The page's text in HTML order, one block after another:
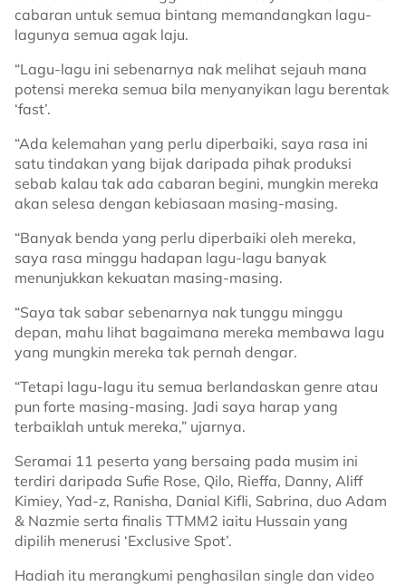
cabaran untuk semua bintang memandangkan lagu-
lagunya semua agak laju.
“Lagu-lagu ini sebenarnya nak melihat sejauh mana
potensi mereka semua bila menyanyikan lagu berentak
‘fast’.
“Ada kelemahan yang perlu diperbaiki, saya rasa ini
satu tindakan yang bijak daripada pihak produksi
sebab kalau tak ada cabaran begini, mungkin mereka
akan selesa dengan kebiasaan masing-masing.
“Banyak benda yang perlu diperbaiki oleh mereka,
saya rasa minggu hadapan lagu-lagu banyak
menunjukkan kekuatan masing-masing.
“Saya tak sabar sebenarnya nak tunggu minggu
depan, mahu lihat bagaimana mereka membawa lagu
yang mungkin mereka tak pernah dengar.
“Tetapi lagu-lagu itu semua berlandaskan genre atau
pun forte masing-masing. Jadi saya harap yang
terbaiklah untuk mereka,” ujarnya.
Seramai 11 peserta yang bersaing pada musim ini
terdiri daripada Sufie Rose, Qilo, Rieffa, Danny, Aliff
Kimiey, Yad-z, Ranisha, Danial Kifli, Sabrina, duo Adam
& Nazmie serta finalis TTMM2 iaitu Hussain yang
dipilih menerusi ‘Exclusive Spot’.
Hadiah itu merangkumi penghasilan single dan video